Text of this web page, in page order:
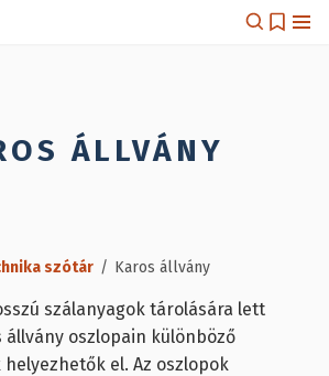
ÁLLVÁNY
szótár / Karos állvány
szálanyagok tárolására lett
állvány oszlopain különböző
el. Az oszlopok